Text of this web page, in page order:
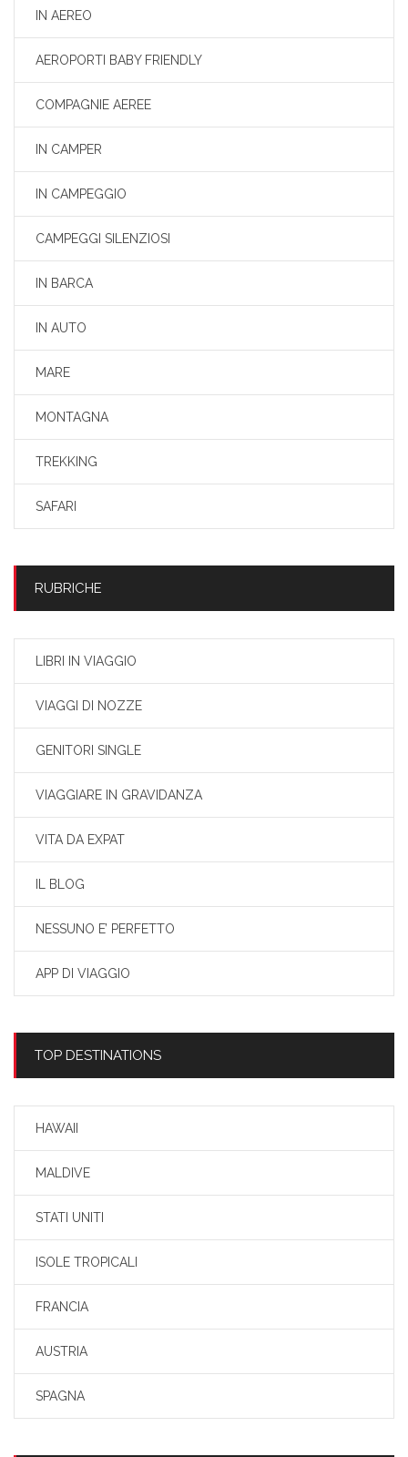
IN AEREO
AEROPORTI BABY FRIENDLY
COMPAGNIE AEREE
IN CAMPER
IN CAMPEGGIO
CAMPEGGI SILENZIOSI
IN BARCA
IN AUTO
MARE
MONTAGNA
TREKKING
SAFARI
RUBRICHE
LIBRI IN VIAGGIO
VIAGGI DI NOZZE
GENITORI SINGLE
VIAGGIARE IN GRAVIDANZA
VITA DA EXPAT
IL BLOG
NESSUNO E’ PERFETTO
APP DI VIAGGIO
TOP DESTINATIONS
HAWAII
MALDIVE
STATI UNITI
ISOLE TROPICALI
FRANCIA
AUSTRIA
SPAGNA